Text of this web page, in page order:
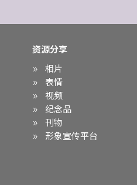
资源分享
相片
表情
视频
纪念品
刊物
形象宣传平台